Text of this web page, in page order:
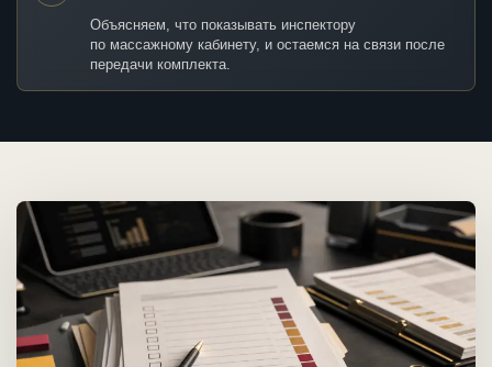
Объясняем, что показывать инспектору
по массажному кабинету, и остаемся на связи после
передачи комплекта.